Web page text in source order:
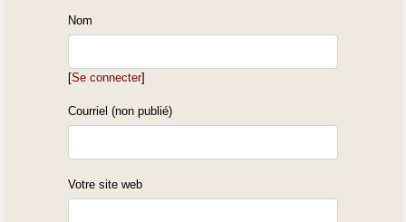
Nom
[Se connecter]
Courriel (non publié)
Votre site web